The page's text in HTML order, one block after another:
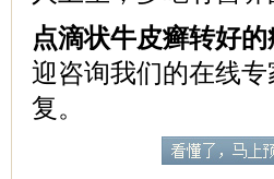
点滴状牛皮癣转好的
迎咨询我们的在线
复。